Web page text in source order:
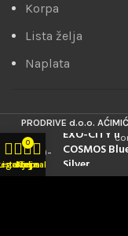
Korpa
Lista želja
Naplata
PRODRIVE d.o.o.
EXO-CITY II
COSMOS
Silver
želja
0
Korpa
Moj nalog